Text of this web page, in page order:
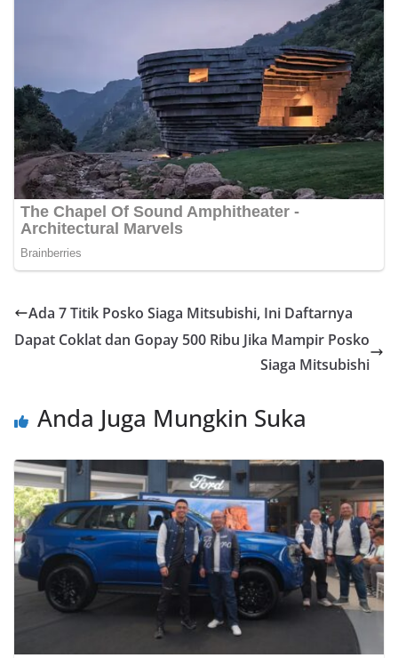
Ada 7 Titik Posko Siaga Mitsubishi, Ini Daftarnya
Dapat Coklat dan Gopay 500 Ribu Jika Mampir Posko
Siaga Mitsubishi
Anda Juga Mungkin Suka